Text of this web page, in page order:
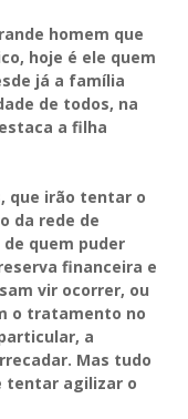
homem que
hoje é ele quem
já a família
de todos, na
a filha
que irão tentar o
da rede de
quem puder
financeira e
vir ocorrer, ou
o tratamento no
a
Mas tudo
tentar agilizar o